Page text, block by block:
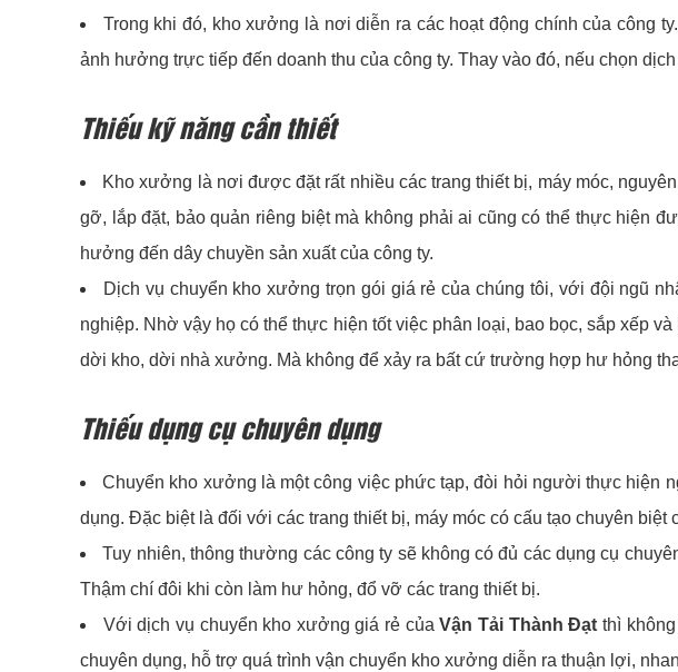
Trong khi đó, kho xưởng là nơi diễn ra các hoạt động chính của công
ảnh hưởng trực tiếp đến doanh thu của công ty. Thay vào đó, nếu chọn
Thiếu kỹ năng cần thiết
Kho xưởng là nơi được đặt rất nhiều các trang thiết bị, máy móc,
gỡ, lắp đặt, bảo quản riêng biệt mà không phải ai cũng có thể thực hiện
hưởng đến dây chuyền sản xuất của công ty.
Dịch vụ chuyển kho xưởng trọn gói giá rẻ của chúng tôi, với đội ngũ
nghiệp. Nhờ vậy họ có thể thực hiện tốt việc phân loại, bao bọc, sắp xếp
dời kho, dời nhà xưởng. Mà không để xảy ra bất cứ trường hợp hư hỏng
Thiếu dụng cụ chuyên dụng
Chuyển kho xưởng là một công việc phức tạp, đòi hỏi người thực hiện
dụng. Đặc biệt là đối với các trang thiết bị, máy móc có cấu tạo chuyên
Tuy nhiên, thông thường các công ty sẽ không có đủ các dụng cụ
Thậm chí đôi khi còn làm hư hỏng, đổ vỡ các trang thiết bị.
Với dịch vụ chuyển kho xưởng giá rẻ củaVận Tải Thành Đạt thì
chuyên dụng, hỗ trợ quá trình vận chuyển kho xưởng diễn ra thuận lợi,